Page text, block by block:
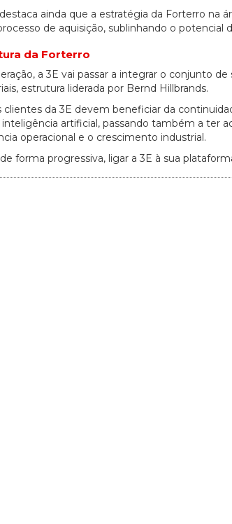
ainda que a estratégia da Forterro na
de aquisição, sublinhando o
da Forterro
a 3E vai passar a integrar o conjunto
estrutura liderada por Bernd Hillbrands.
clientes da 3E devem beneficiar da
artificial, passando também a ter
operacional e o crescimento industrial.
forma progressiva, ligar a 3E à sua